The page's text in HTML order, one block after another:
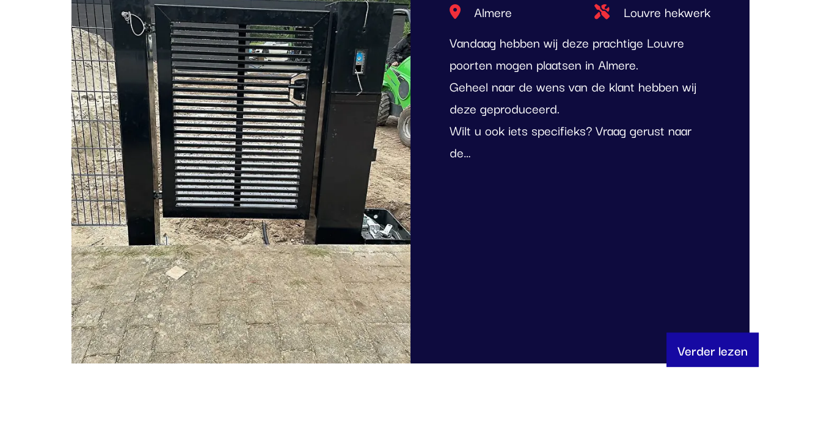
Locatie
Almere Type project
Louvre hekwerk
Vandaag hebben wij deze prachtige Louvre
poorten mogen plaatsen in Almere.
Geheel naar de wens van de klant hebben wij
deze geproduceerd.
Wilt u ook iets specifieks? Vraag gerust naar
de…
Verder lezen